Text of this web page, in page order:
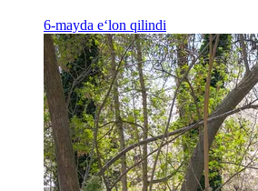
6-mayda e‘lon qilindi